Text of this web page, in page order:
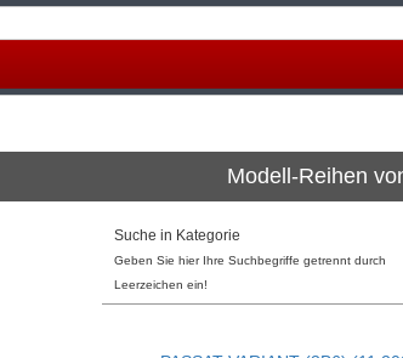
Modell-Reihen
Suche in Kategorie
Geben Sie hier Ihre Suchbegriffe getrennt durch
Leerzeichen ein!